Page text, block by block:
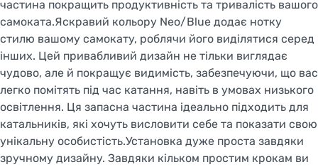
частина покращить продуктивність та тривалість вашого
самоката.Яскравий кольору Neo/Blue додає нотку
стилю вашому самокату, роблячи його виділятися серед
інших. Цей привабливий дизайн не тільки виглядає
чудово, але й покращує видимість, забезпечуючи, що вас
легко помітять під час катання, навіть в умовах низького
освітлення. Ця запасна частина ідеально підходить для
катальників, які хочуть висловити себе та показати свою
унікальну особистість.Установка дуже проста завдяки
зручному дизайну. Завдяки кільком простим крокам ви